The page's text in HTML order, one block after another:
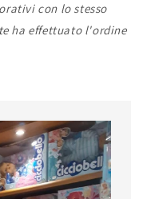
con lo stesso
ha effettuato l'ordine